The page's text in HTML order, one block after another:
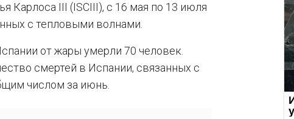
Карлоса III (ISCIII), с 16 мая по 13 июля
с тепловыми волнами.
от жары умерли 70 человек.
смертей в Испании, связанных с
числом за июнь.